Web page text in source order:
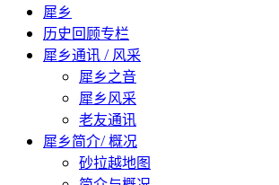
犀乡
历史回顾专栏
犀乡通讯 / 风采
犀乡之音
犀乡风采
老友通讯
犀乡简介/ 概况
砂拉越地图